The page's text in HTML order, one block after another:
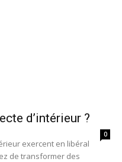
d’intérieur ?
0
exercent en libéral
de transformer des